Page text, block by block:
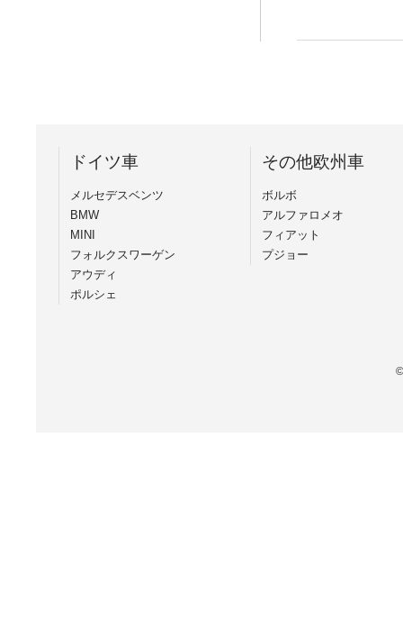
ドイツ車
メルセデスベンツ
BMW
MINI
フォルクスワーゲン
アウディ
ポルシェ
その他欧州車
ボルボ
アルファロメオ
フィアット
プジョー